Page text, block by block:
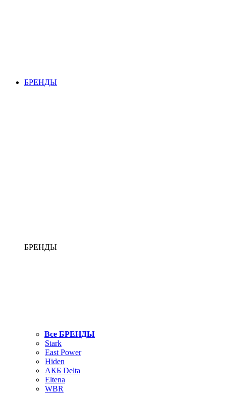
БРЕНДЫ
БРЕНДЫ
Все БРЕНДЫ
Stark
East Power
Hiden
АКБ Delta
Eltena
WBR